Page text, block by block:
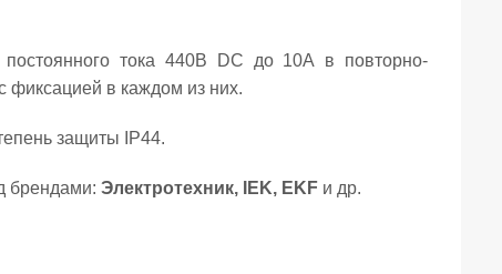
тока 440В DC до 10А в повторно-
фиксацией в каждом из них.
защиты IP44.
брендами: Электротехник, IEK, EKF и др.